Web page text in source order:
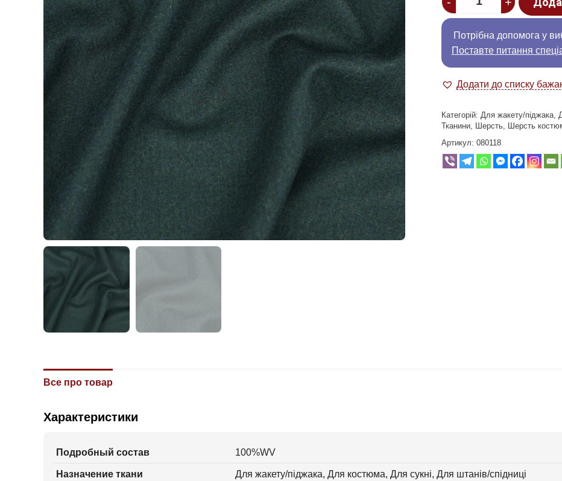
Потрібна допомога у
Поставте питання
Додати до списку
Категорій: Для жакету/піджака,
Тканини, Шерсть, Шерсть
Артикул: 080118
Все про товар
Характеристики
Подробный состав 100%WV
Назначение ткани Для жакету/піджака, Для костюма, Для сукні, Для штанів/спідниці